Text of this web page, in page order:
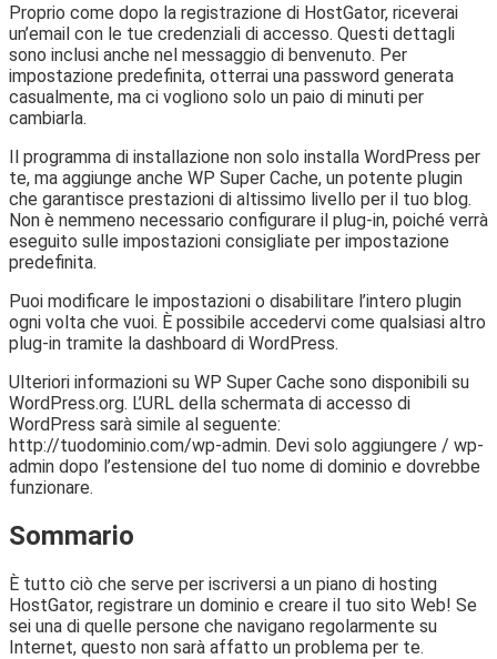
Proprio come dopo la registrazione di HostGator, riceverai
un’email con le tue credenziali di accesso. Questi dettagli
sono inclusi anche nel messaggio di benvenuto. Per
impostazione predefinita, otterrai una password generata
casualmente, ma ci vogliono solo un paio di minuti per
cambiarla.
Il programma di installazione non solo installa WordPress per
te, ma aggiunge anche WP Super Cache, un potente plugin
che garantisce prestazioni di altissimo livello per il tuo blog.
Non è nemmeno necessario configurare il plug-in, poiché verrà
eseguito sulle impostazioni consigliate per impostazione
predefinita.
Puoi modificare le impostazioni o disabilitare l’intero plugin
ogni volta che vuoi. È possibile accedervi come qualsiasi altro
plug-in tramite la dashboard di WordPress.
Ulteriori informazioni su WP Super Cache sono disponibili su
WordPress.org. L’URL della schermata di accesso di
WordPress sarà simile al seguente:
http://tuodominio.com/wp-admin. Devi solo aggiungere / wp-
admin dopo l’estensione del tuo nome di dominio e dovrebbe
funzionare.
Sommario
È tutto ciò che serve per iscriversi a un piano di hosting
HostGator, registrare un dominio e creare il tuo sito Web! Se
sei una di quelle persone che navigano regolarmente su
Internet, questo non sarà affatto un problema per te.